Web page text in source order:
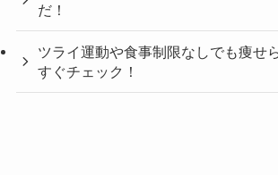
だ！
ツライ運動や食事制限なしでも痩せ
すぐチェック！